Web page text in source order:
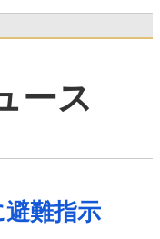
ース
避難指示